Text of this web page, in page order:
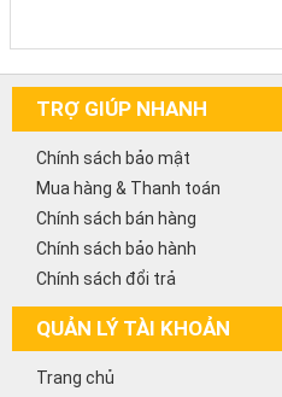
TRỢ GIÚP NHANH
Chính sách bảo mật
Mua hàng & Thanh toán
Chính sách bán hàng
Chính sách bảo hành
Chính sách đổi trả
QUẢN LÝ TÀI KHOẢN
Trang chủ